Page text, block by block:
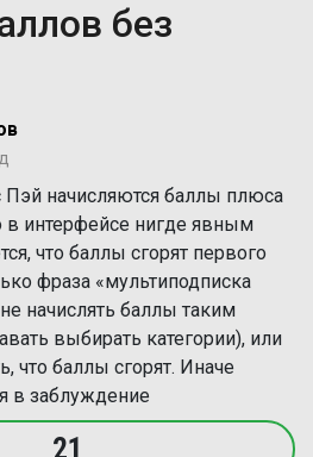
без
начисляются баллы плюса
в интерфейсе нигде явным
что баллы сгорят первого
фраза «мультиподписка
начислять баллы таким
выбирать категории), или
что баллы сгорят. Иначе
в заблуждение
21